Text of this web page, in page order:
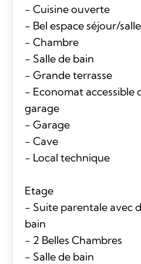
- Cuisine ouverte
- Bel espace séjour/
- Chambre
- Salle de bain
- Grande terrasse
- Economat accessible
garage
- Garage
- Cave
- Local technique
Etage
- Suite parentale avec
bain
- 2 Belles Chambres
- Salle de bain